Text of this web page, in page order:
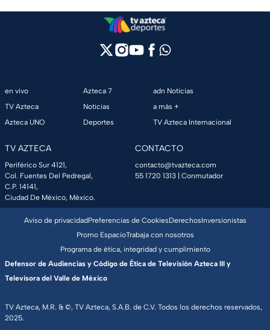
en vivo
TV Azteca
Azteca UNO
Azteca 7
Noticias
Deportes
adn Noticias
a más +
TV Azteca Internacional
TV AZTECA
Periférico Sur 4121,
Col. Fuentes Del Pedregal,
C.P. 14141,
Ciudad De México, México.
CONTACTO
contacto@tvazteca.com
55 1720 1313 | Conmutador
TV Azteca, M.R. & ©, TV Azteca, S.A.B. de C.V. Todos los derechos reservados,
2025.
Aviso de privacidadPreferencias de CookiesDerechosInversionistas
Promo EspacioTrabaja con nosotros
Programa de ética, integridad y cumplimiento
Defensor de Audiencias y Código de Ética de Televisión Azteca III y
Televisora del Valle de México